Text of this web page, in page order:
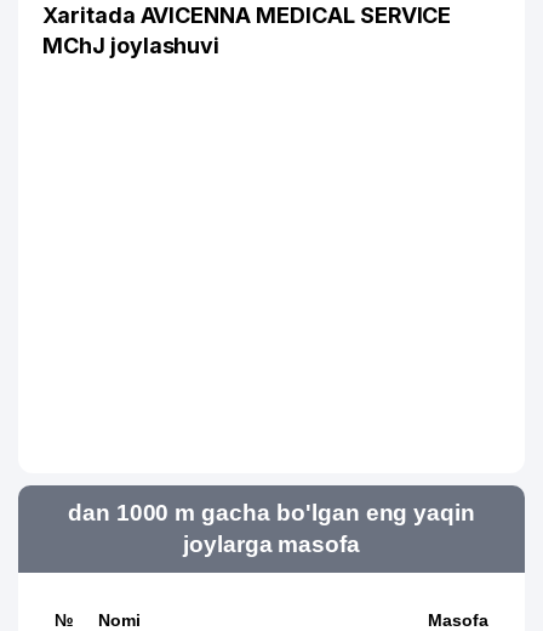
Xaritada AVICENNA MEDICAL SERVICE
MChJ joylashuvi
dan 1000 m gacha bo'lgan eng yaqin
joylarga masofa
№ Nomi Masofa